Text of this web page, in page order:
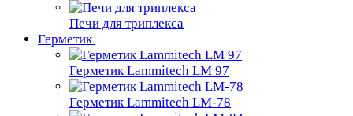
Печи для триплекса
Герметик
Герметик Lammitech LM 97
Герметик Lammitech LM-78